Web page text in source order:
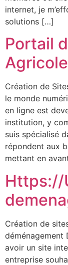
internet, je
solutions […]
Portail
Agricole
Création de
le monde
en ligne est
institution, y
suis spécialisé
répondent aux
mettant en
Https://
Création de
déménagement
avoir un site
entreprise